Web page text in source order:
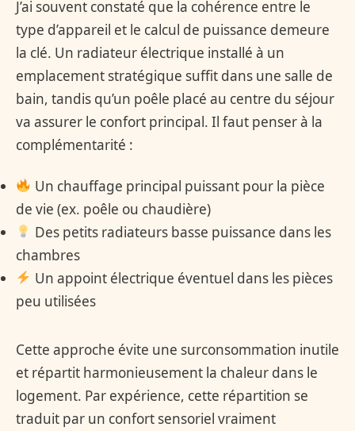
J’ai souvent constaté que la cohérence entre le
type d’appareil et le calcul de puissance demeure
la clé. Un radiateur électrique installé à un
emplacement stratégique suffit dans une salle de
bain, tandis qu’un poêle placé au centre du séjour
va assurer le confort principal. Il faut penser à la
complémentarité :
Un chauffage principal puissant pour la pièce
de vie (ex. poêle ou chaudière)
Des petits radiateurs basse puissance dans les
chambres
Un appoint électrique éventuel dans les pièces
peu utilisées
Cette approche évite une surconsommation inutile
et répartit harmonieusement la chaleur dans le
logement. Par expérience, cette répartition se
traduit par un confort sensoriel vraiment